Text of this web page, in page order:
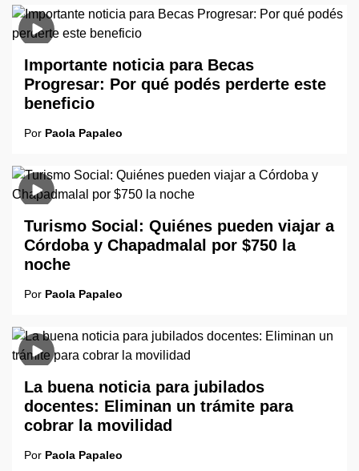
Importante noticia para Becas
Progresar: Por qué podés perderte este
beneficio
Por Paola Papaleo
Turismo Social: Quiénes pueden viajar a
Córdoba y Chapadmalal por $750 la
noche
Por Paola Papaleo
La buena noticia para jubilados
docentes: Eliminan un trámite para
cobrar la movilidad
Por Paola Papaleo